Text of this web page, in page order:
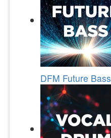
DFM Future Bass